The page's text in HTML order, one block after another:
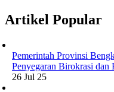
Artikel Popular
Pemerintah Provinsi
Penyegaran Birokrasi dan
26 Jul 25